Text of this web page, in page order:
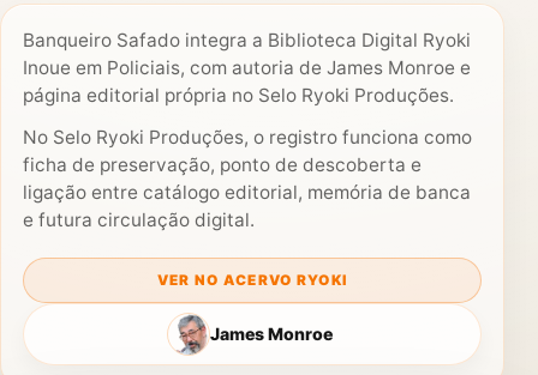
Banqueiro Safado integra a Biblioteca Digital Ryoki
Inoue em Policiais, com autoria de James Monroe e
página editorial própria no Selo Ryoki Produções.
No Selo Ryoki Produções, o registro funciona como
ficha de preservação, ponto de descoberta e
ligação entre catálogo editorial, memória de banca
e futura circulação digital.
VER NO ACERVO RYOKI
James Monroe